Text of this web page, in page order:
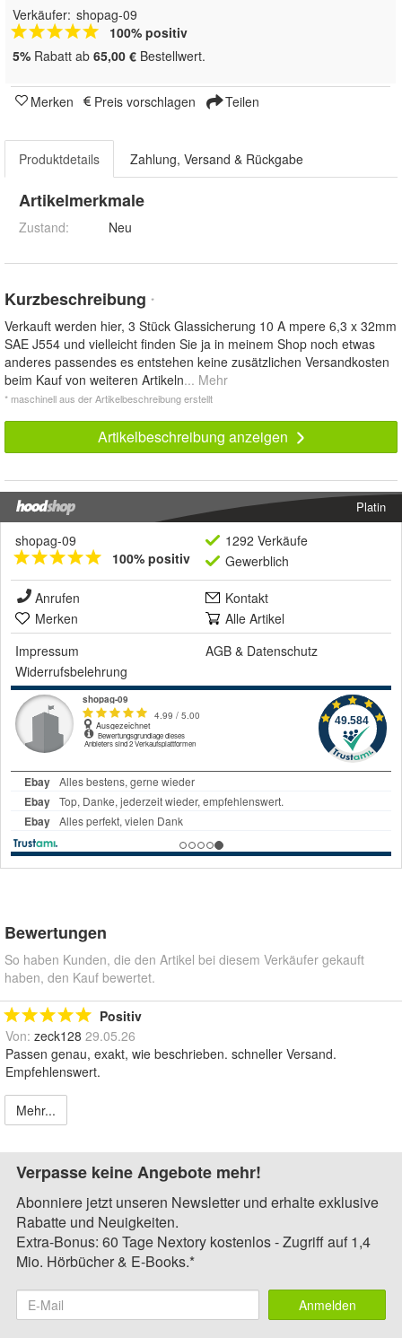
Verkäufer: shopag-09
100% positiv
5% Rabatt ab 65,00 € Bestellwert.
Merken Preis vorschlagen Teilen
Produktdetails Zahlung, Versand & Rückgabe
Artikelmerkmale
Zustand: Neu
Kurzbeschreibung *
Verkauft werden hier, 3 Stück Glassicherung 10 A mpere 6,3 x 32mm
SAE J554 und vielleicht finden Sie ja in meinem Shop noch etwas
anderes passendes es entstehen keine zusätzlichen Versandkosten
beim Kauf von weiteren Artikeln... Mehr
* maschinell aus der Artikelbeschreibung erstellt
Artikelbeschreibung anzeigen
Platin
shopag-09
100% positiv
1292 Verkäufe
Gewerblich
Anrufen
Kontakt
Merken
Alle Artikel
Impressum
AGB & Datenschutz
Widerrufsbelehrung
Bewertungen
So haben Kunden, die den Artikel bei diesem Verkäufer gekauft
haben, den Kauf bewertet.
Positiv
Von: zeck128 29.05.26
Passen genau, exakt, wie beschrieben. schneller Versand.
Empfehlenswert.
Mehr...
Verpasse keine Angebote mehr!
Abonniere jetzt unseren Newsletter und erhalte exklusive
Rabatte und Neuigkeiten.
Extra-Bonus: 60 Tage Nextory kostenlos - Zugriff auf 1,4
Mio. Hörbücher & E-Books.*
Anmelden